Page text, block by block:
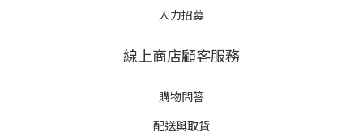
人力招募
線上商店顧客服務
購物問答
配送與取貨